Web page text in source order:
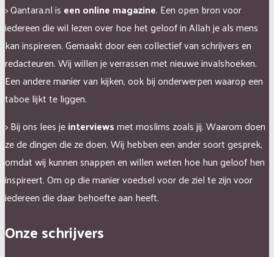
> Qantara.nl is een online magazine. Een open bron voor
iedereen die wil lezen over hoe het geloof in Allah je als mens
kan inspireren.Gemaakt door een collectief van schrijvers en
redacteuren.Wij willen je verrassen met nieuwe invalshoeken.
Een andere manier van kijken, ook bij onderwerpen waarop een
taboe lijkt te liggen.
> Bij ons lees jeinterviewsmet moslims zoals jij. Waarom doen
ze de dingen die ze doen. Wij hebben een ander soort gesprek,
omdat wij kunnen snappen en willen weten hoe hun geloof hen
inspireert. Om op die manier voedsel voor de ziel te zijn voor
iedereen die daar behoefte aan heeft.
Onze schrijvers